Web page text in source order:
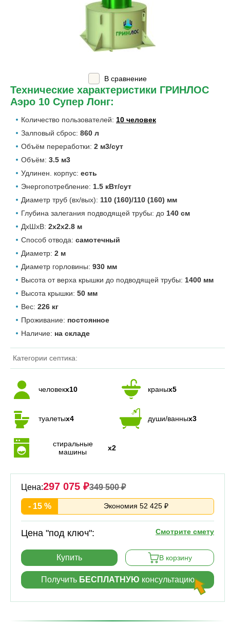
В сравнение
Технические характеристики ГРИНЛОС
Аэро 10 Супер Лонг:
Количество пользователей: 10 человек
Залповый сброс: 860 л
Объём переработки: 2 м3/сут
Объём: 3.5 м3
Удлинен. корпус: есть
Энергопотребление: 1.5 кВт/сут
Диаметр труб (вх/вых): 110 (160)/110 (160) мм
Глубина залегания подводящей трубы: до 140 см
ДхШхВ: 2х2х2.8 м
Способ отвода: самотечный
Диаметр: 2 м
Диаметр горловины: 930 мм
Высота от верха крышки до подводящей трубы: 1400 мм
Высота крышки: 50 мм
Вес: 226 кг
Проживание: постоянное
Наличие: на складе
Категории септика:
человекx10 краныx5
туалетыx4 души/ванныx3
стиральные
машины
x2
Цена:297 075 ₽349 500 ₽
- 15 % Экономия 52 425 ₽
Цена "под ключ": Смотрите смету
Купить В корзину
Получить БЕСПЛАТНУЮ консультацию